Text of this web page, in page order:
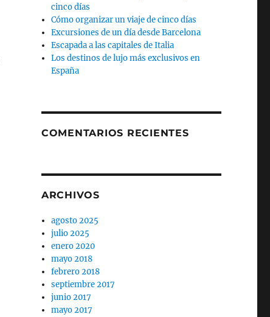
cinco días
Cómo organizar un viaje de cinco días
Excursiones de un día desde Barcelona
Escapada a las capitales de Italia
Los destinos de lujo más exclusivos en
España
COMENTARIOS RECIENTES
ARCHIVOS
agosto 2025
julio 2025
enero 2020
mayo 2018
febrero 2018
septiembre 2017
junio 2017
mayo 2017